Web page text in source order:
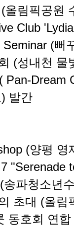
림픽공원
Club
(뻐
(성내천 물
Pan-Dream
발간
(양평 영
"Serenade
파청소년
초대 (올림
동호회 연